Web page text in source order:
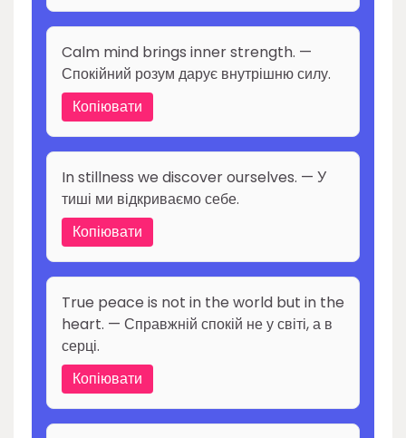
Calm mind brings inner strength. —
Спокійний розум дарує внутрішню силу.
Копіювати
In stillness we discover ourselves. — У
тиші ми відкриваємо себе.
Копіювати
True peace is not in the world but in the
heart. — Справжній спокій не у світі, а в
серці.
Копіювати